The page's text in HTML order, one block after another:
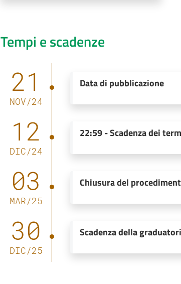
Tempi e scadenze
21
NOV/24
Data di pubblicazione
12
DIC/24
22:59-Scadenza dei
03
MAR/25
Chiusura del
30
DIC/25
Scadenza della